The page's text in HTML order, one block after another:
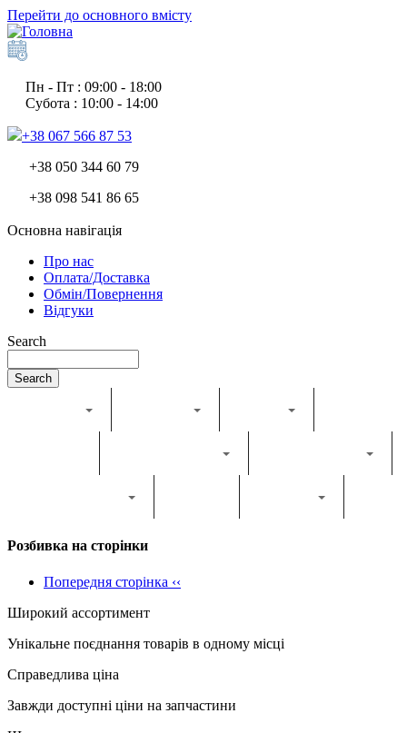
Перейти до основного вмісту
Пн - Пт : 09:00 - 18:00
Субота : 10:00 - 14:00
+38 067 566 87 53
+38 050 344 60 79
+38 098 541 86 65
Основна навігація
Про нас
Оплата/Доставка
Обмін/Повернення
Відгуки
Search
Search
Розбивка на сторінки
Попередня сторінка ‹‹
Широкий ассортимент
Унікальне поєднання товарів в одному місці
Справедлива ціна
Завжди доступні ціни на запчастини